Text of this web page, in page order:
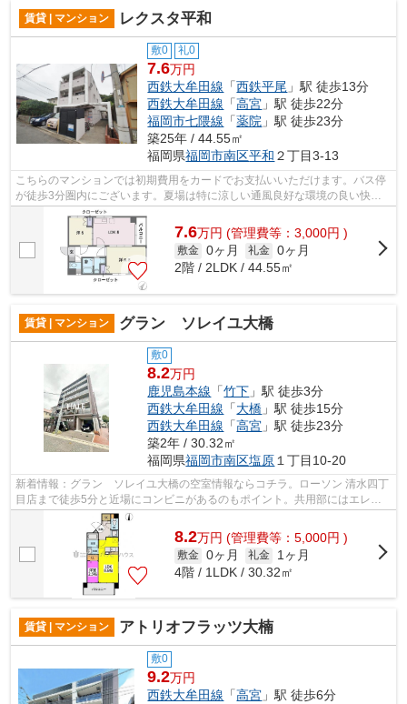
賃貸 | マンション レクスタ平和
敷0 礼0
7.6万円
西鉄大牟田線 「西鉄平尾 」駅 徒歩13分
西鉄大牟田線 「高宮 」駅 徒歩22分
福岡市七隈線 「薬院 」駅 徒歩23分
築25年 / 44.55㎡
福岡県福岡市南区平和 ２丁目3-13
こちらのマンションでは初期費用をカードでお支払いいただけます。バス停
が徒歩3分圏内にございます。夏場は特に涼しい通風良好な環境の良い快適
空間をどうぞ。駅まで徒歩13分でアクセ...
7.6万円 (管理費等：3,000円 )
敷金 0ヶ月 礼金 0ヶ月
2階 / 2LDK / 44.55㎡
賃貸 | マンション グラン ソレイユ大橋
敷0
8.2万円
鹿児島本線 「竹下 」駅 徒歩3分
西鉄大牟田線 「大橋 」駅 徒歩15分
西鉄大牟田線 「高宮 」駅 徒歩23分
築2年 / 30.32㎡
福岡県福岡市南区塩原 １丁目10-20
新着情報：グラン ソレイユ大橋の空室情報ならコチラ。ローソン 清水四丁
目店まで徒歩5分と近場にコンビニがあるのもポイント。共用部にはエレベ
ータ・敷地内ごみ置き場など様々な設...
8.2万円 (管理費等：5,000円 )
敷金 0ヶ月 礼金
1ヶ月
4階 / 1LDK / 30.32㎡
賃貸 | マンション アトリオフラッツ大楠
敷0
9.2万円
西鉄大牟田線 「高宮 」駅 徒歩6分